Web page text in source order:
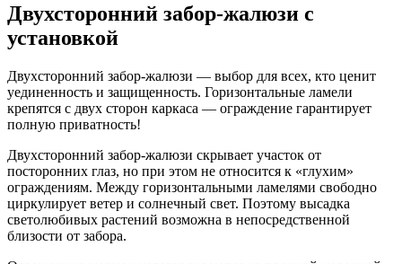
Двухсторонний забор-жалюзи с
установкой
Двухсторонний забор-жалюзи — выбор для всех, кто ценит
уединенность и защищенность. Горизонтальные ламели
крепятся с двух сторон каркаса — ограждение гарантирует
полную приватность!
Двухсторонний забор-жалюзи скрывает участок от
посторонних глаз, но при этом не относится к «глухим»
ограждениям. Между горизонтальными ламелями свободно
циркулирует ветер и солнечный свет. Поэтому высадка
светолюбивых растений возможна в непосредственной
близости от забора.